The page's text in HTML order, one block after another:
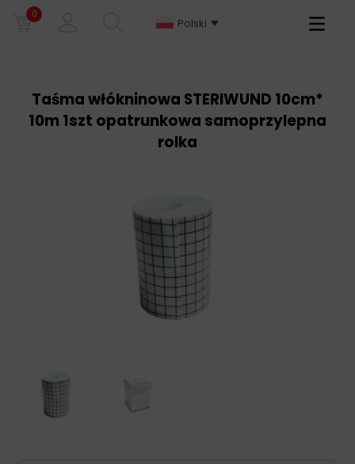
0
Polski
Primary
Taśma włókninowa STERIWUND 10cm*
10m 1szt opatrunkowa samoprzylepna
rolka